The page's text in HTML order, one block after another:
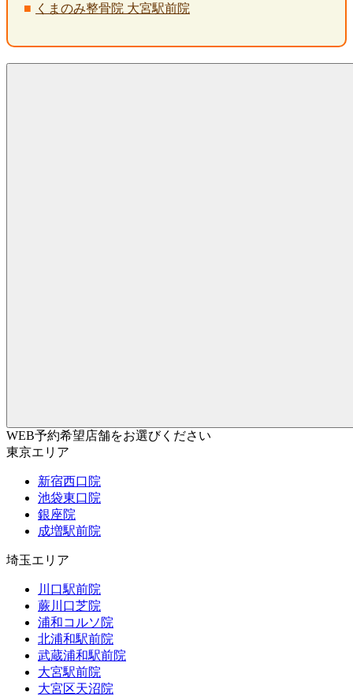
くまのみ整骨院 大宮駅前院
WEB予約希望店舗をお選びください
東京エリア
新宿西口院
池袋東口院
銀座院
成増駅前院
埼玉エリア
川口駅前院
蕨川口芝院
浦和コルソ院
北浦和駅前院
武蔵浦和駅前院
大宮駅前院
大宮区天沼院